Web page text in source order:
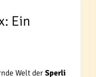
Ein
Welt derSperli